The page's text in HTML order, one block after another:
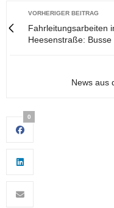
VORHERIGER BEITRAG
Fahrleitungsarbeiten
Heesenstraße:
News aus
0